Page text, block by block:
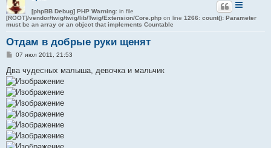
[phpBB Debug] PHP Warning: in file
[ROOT]/vendor/twig/twig/lib/Twig/Extension/Core.php on line 1266: count(): Parameter
must be an array or an object that implements Countable
Отдам в добрые руки щенят
С
о
б
щ
е
н
и
е
07 июл 2011, 21:53
Два чудесных малыша, девочка и мальчик